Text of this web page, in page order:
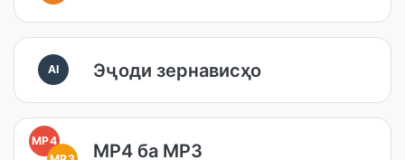
AI Эҷоди зернависҳо
MP4
MP4 ба MP3